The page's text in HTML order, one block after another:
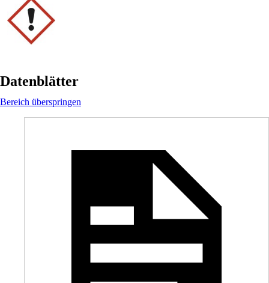
Datenblätter
Bereich überspringen